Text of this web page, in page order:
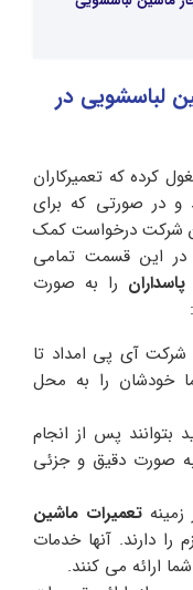
لباسشویی در
کرده که تعمیرکاران
و در صورتی که برای
شرکت درخواست کمک
در این قسمت تمامی
را به صورت
شرکت آی‌ پی امداد تا
خودشان را به محل
بتوانند پس از انجام
صورت دقیق و جزئی
زمینهتعمیرات ماشین
دارند. آنها خدمات
ارائه می کنند.